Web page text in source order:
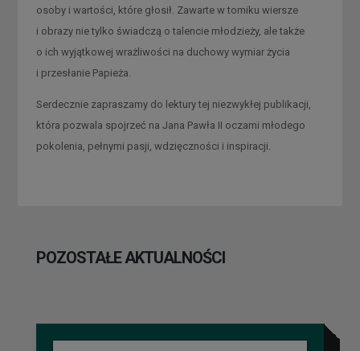
osoby i wartości, które głosił. Zawarte w tomiku wiersze
i obrazy nie tylko świadczą o talencie młodzieży, ale także
o ich wyjątkowej wrażliwości na duchowy wymiar życia
i przesłanie Papieża.
Serdecznie zapraszamy do lektury tej niezwykłej publikacji,
która pozwala spojrzeć na Jana Pawła II oczami młodego
pokolenia, pełnymi pasji, wdzięczności i inspiracji.
POZOSTAŁE AKTUALNOŚCI